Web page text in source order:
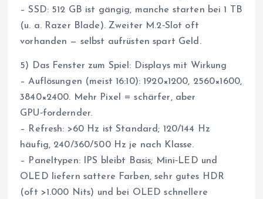
– SSD: 512 GB ist gängig, manche starten bei 1 TB
(u. a. Razer Blade). Zweiter M.2‑Slot oft
vorhanden — selbst aufrüsten spart Geld.
5) Das Fenster zum Spiel: Displays mit Wirkung
– Auflösungen (meist 16:10): 1920×1200, 2560×1600,
3840×2400. Mehr Pixel = schärfer, aber
GPU‑fordernder.
– Refresh: >60 Hz ist Standard; 120/144 Hz
häufig, 240/360/500 Hz je nach Klasse.
– Paneltypen: IPS bleibt Basis; Mini‑LED und
OLED liefern sattere Farben, sehr gutes HDR
(oft >1.000 Nits) und bei OLED schnellere